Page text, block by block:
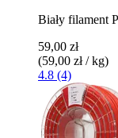
Biały filament
59,00 zł
(59,00 zł / kg)
4.8 (4)